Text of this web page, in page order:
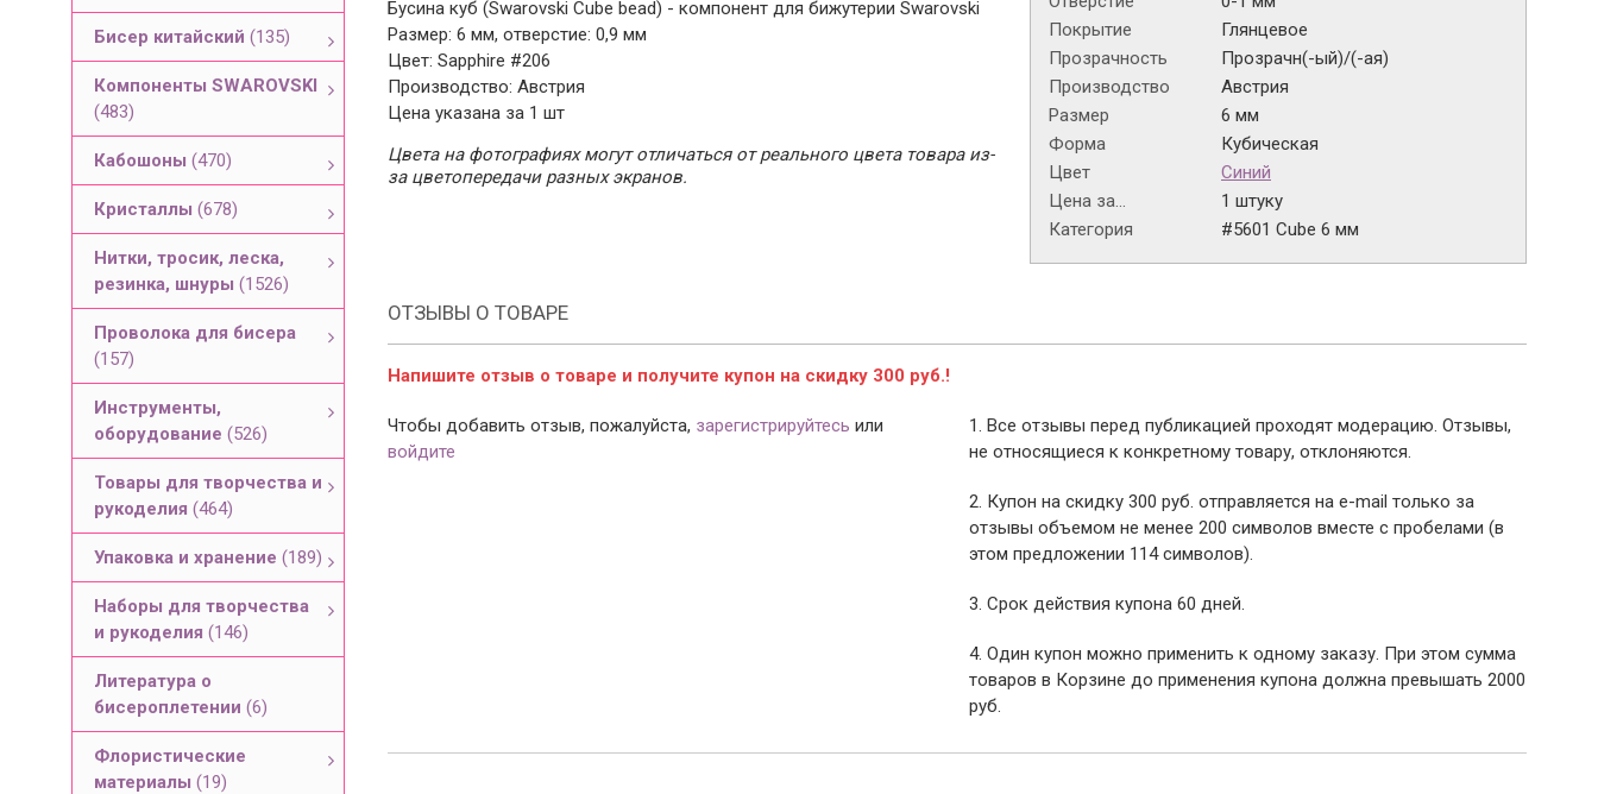
Бисер китайский (135)
Компоненты SWAROVSKI
(483)
Кабошоны (470)
Кристаллы (678)
Нитки, тросик, леска,
резинка, шнуры (1526)
Проволока для бисера
(157)
Инструменты,
оборудование (526)
Товары для творчества и
рукоделия (464)
Упаковка и хранение (189)
Наборы для творчества
и рукоделия (146)
Литература о
бисероплетении (6)
Флористические
материалы (19)
Бусина куб (Swarovski Cube bead) - компонент для бижутерии Swarovski
Размер: 6 мм, отверстие: 0,9 мм
Цвет: Sapphire #206
Производство: Австрия
Цена указана за 1 шт
Цвета на фотографиях могут отличаться от реального цвета товара из-
за цветопередачи разных экранов.
Покрытие
Глянцевое
Прозрачность
Прозрачн(-ый)/(-ая)
Производство
Австрия
Размер
6 мм
Форма
Кубическая
Цвет
Синий
Цена за...
1 штуку
Категория
#5601 Cube 6 мм
ОТЗЫВЫ О ТОВАРЕ
Напишите отзыв о товаре и получите купон на скидку 300 руб.!
Чтобы добавить отзыв, пожалуйста, зарегистрируйтесь или
войдите
1. Все отзывы перед публикацией проходят модерацию. Отзывы,
не относящиеся к конкретному товару, отклоняются.
2. Купон на скидку 300 руб. отправляется на e-mail только за
отзывы объемом не менее 200 символов вместе с пробелами (в
этом предложении 114 символов).
3. Срок действия купона 60 дней.
4. Один купон можно применить к одному заказу. При этом сумма
товаров в Корзине до применения купона должна превышать 2000
руб.